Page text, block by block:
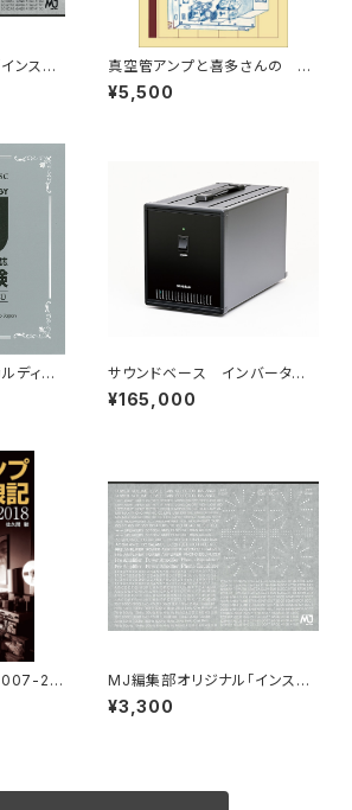
ンスタ
）
真空管アンプと喜多さんの 音
響道中膝栗毛
¥5,500
ディス
サウンドベース インバーター
搭載電源トランス CWP-450
¥165,000
20
MJ編集部オリジナル「インスタ
ントレタリング」（白タイプ）
¥3,300